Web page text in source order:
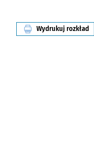
Wydrukuj rozkład
linii nr 907